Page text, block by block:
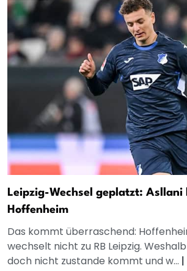
Leipzig-Wechsel geplatzt: Asllani
Hoffenheim
Das kommt überraschend:
wechselt nicht zu RB Leipzig.
doch nicht zustande kommt und w... |